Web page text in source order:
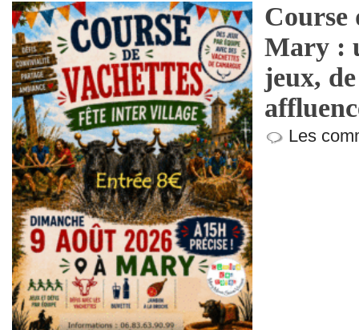
Course
Mary :
jeux,
Les